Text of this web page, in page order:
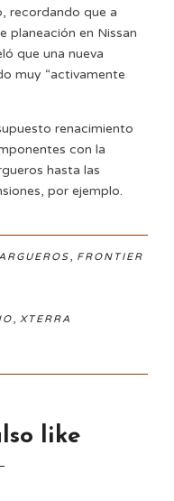
recordando que a
planeación en Nissan
que una nueva
muy “activamente
renacimiento
con la
hasta las
por ejemplo.
, FRONTIER
, XTERRA
like